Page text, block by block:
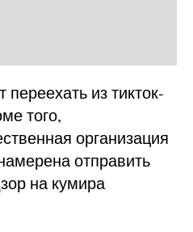
переехать из тикток-
того,
организация
отправить
на кумира